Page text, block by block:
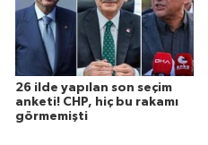
26 ilde yapılan son seçim
anketi! CHP, hiç bu rakamı
görmemişti